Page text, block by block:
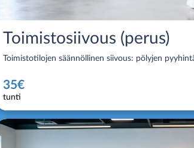
Toimistosiivous (perus)
Toimistotilojen säännöllinen siivous: pölyjen
35€
tunti